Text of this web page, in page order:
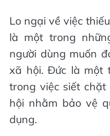
Lo ngại về việc
là một trong
người dùng muốn
xã hội. Đức là một
trong việc siết
hội nhằm bảo vệ
dụng.